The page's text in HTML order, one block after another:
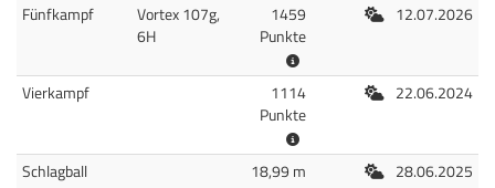
Fünfkampf
Vortex 107g,
6H
1459
Punkte
Freiluft
12.07.2026
Vierkampf
1114
Punkte
Freiluft
22.06.2024
Schlagball 18,99 m Freiluft
28.06.2025